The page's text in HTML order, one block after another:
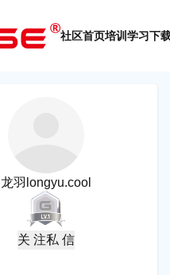
社区首页培训学习下
龙羽longyu.cool
关 注私 信